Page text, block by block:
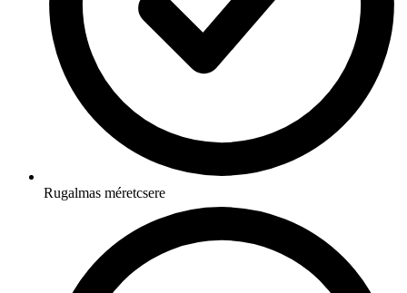
Rugalmas méretcsere